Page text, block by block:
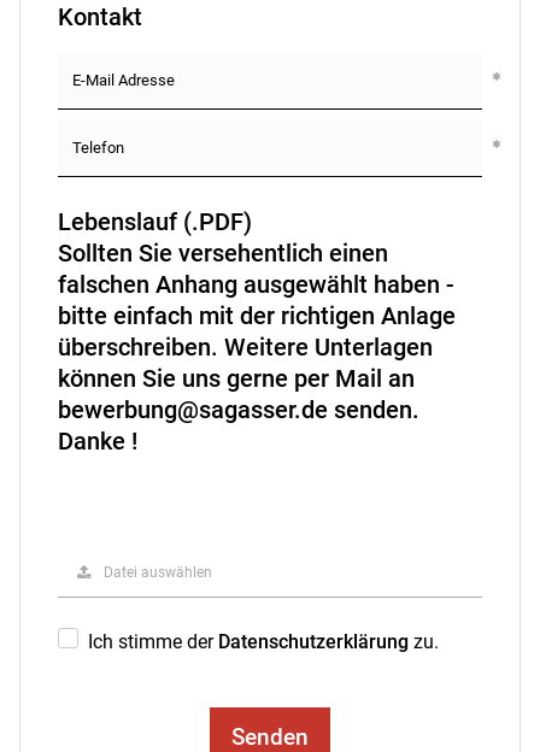
Kontakt
Lebenslauf (.PDF)
Sollten Sie versehentlich einen
falschen Anhang ausgewählt haben -
bitte einfach mit der richtigen Anlage
überschreiben. Weitere Unterlagen
können Sie uns gerne per Mail an
bewerbung@sagasser.de senden.
Danke !
Datei auswählen
Ich stimme der Datenschutzerklärung zu.
Senden